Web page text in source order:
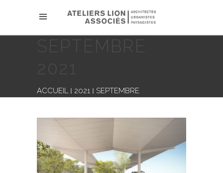
ACCUEIL 2021 SEPTEMBRE